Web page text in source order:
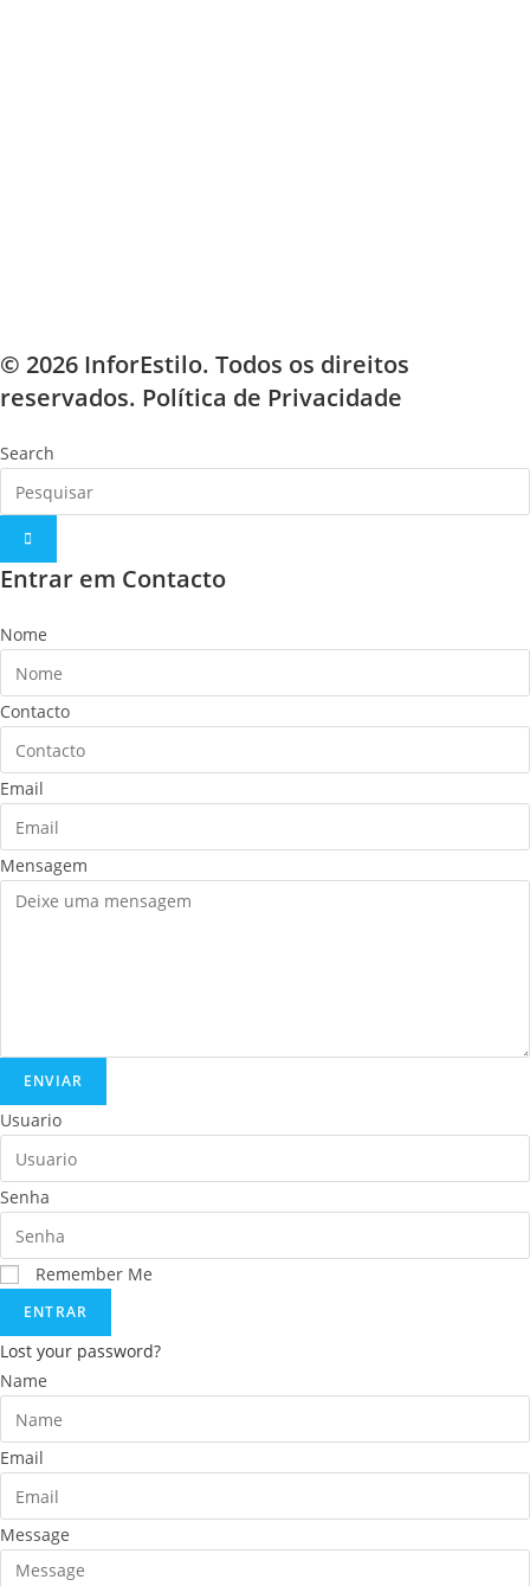
© 2026 InforEstilo. Todos os direitos
reservados. Política de Privacidade
Search
Entrar em Contacto
Nome
Contacto
Email
Mensagem
ENVIAR
Usuario
Senha
Remember Me
ENTRAR
Lost your password?
Name
Email
Message